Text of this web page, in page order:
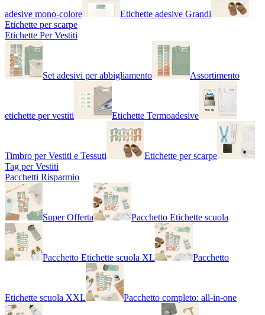
adesive mono-colore
Etichette adesive Grandi
Etichette per scarpe
Etichette Per Vestiti
Set adesivi per abbigliamento Assortimento
etichette per vestiti Etichette Termoadesive
Timbro per Vestiti e Tessuti
Etichette per scarpe
Tag per Vestiti
Pacchetti Risparmio
Super Offerta Pacchetto Etichette scuola
Pacchetto Etichette scuola XL Pacchetto
Etichette scuola XXL Pacchetto completo: all-in-one